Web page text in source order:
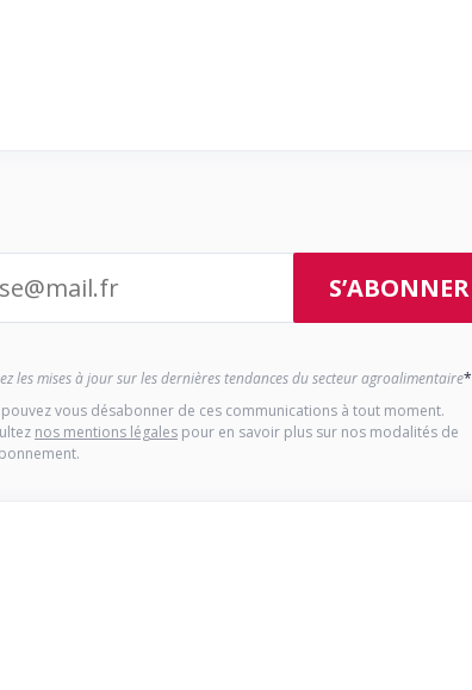
les mises à jour sur les dernières tendances du secteur agroalimentaire*
vous désabonner de ces communications à tout moment.
nos mentions légales pour en savoir plus sur nos modalités de